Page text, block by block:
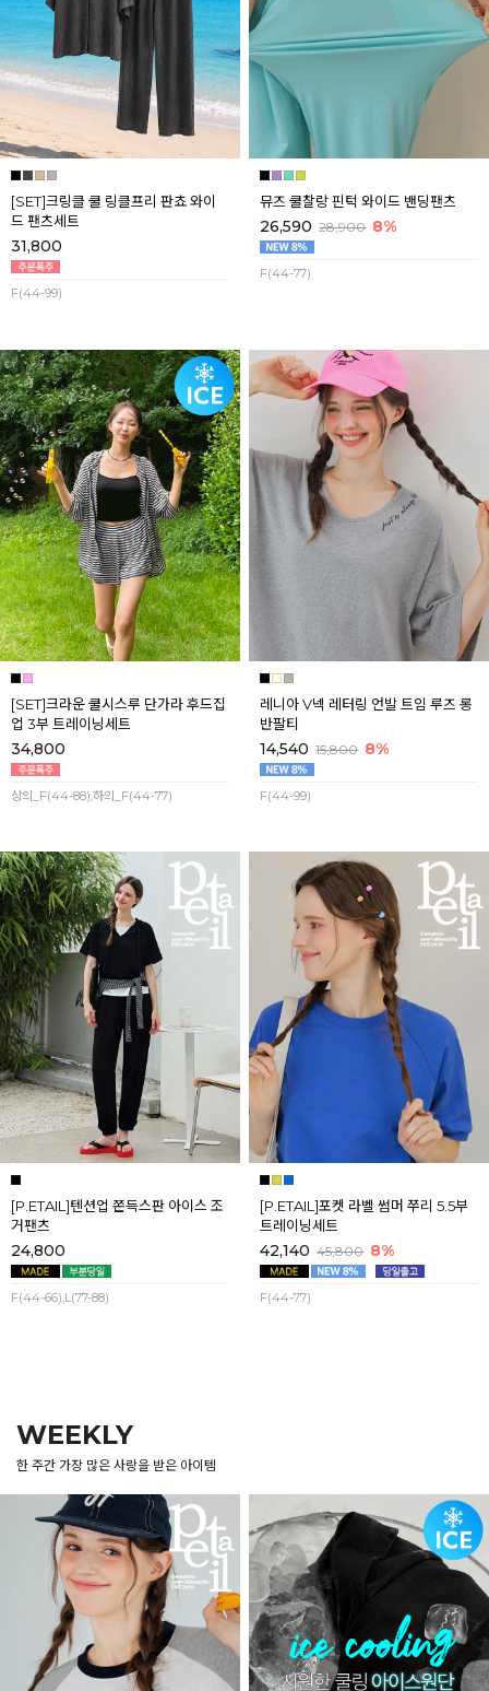
[SET]크링클 쿨 링클프리 판쵸 와이
드 팬츠세트
31,800
F(44-99)
뮤즈 쿨찰랑 핀턱 와이드 밴딩팬츠
26,590 28,900 8%
F(44-77)
[SET]크라운 쿨시스루 단가라 후드집
업 3부 트레이닝세트
34,800
상의_F(44-88),하의_F(44-77)
레니아 V넥 레터링 언발 트임 루즈 롱
반팔티
14,540 15,800 8%
F(44-99)
[P.ETAIL]텐션업 쫀득스판 아이스 조
거팬츠
24,800
F(44-66),L(77-88)
[P.ETAIL]포켓 라벨 썸머 쭈리 5.5부
트레이닝세트
42,140 45,800 8%
F(44-77)
WEEKLY
한 주간 가장 많은 사랑을 받은 아이템